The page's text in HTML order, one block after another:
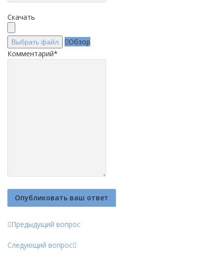
Скачать
Выбрать файл
Обзор
Комментарий*
Предыдущий вопрос
Следующий вопрос